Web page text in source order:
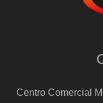
Centro Comercial